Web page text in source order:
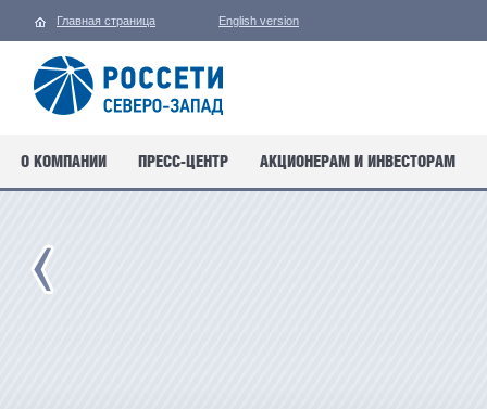
Главная страница English version
О КОМПАНИИ ПРЕСС-ЦЕНТР АКЦИОНЕРАМ И ИНВЕСТОРАМ